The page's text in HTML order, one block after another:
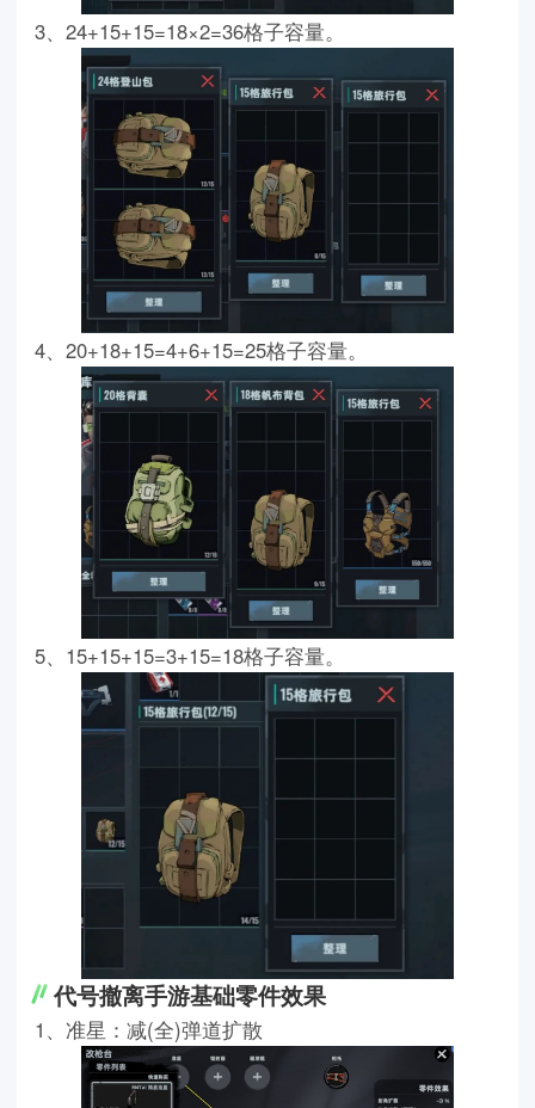
3、24+15+15=18×2=36格子容量。
4、20+18+15=4+6+15=25格子容量。
5、15+15+15=3+15=18格子容量。
代号撤离手游基础零件效果
1、准星：减(全)弹道扩散